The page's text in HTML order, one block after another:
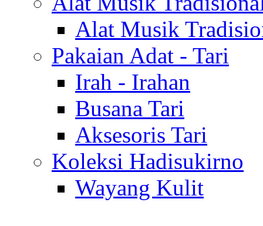
Alat Musik
Pakaian Adat - Tari
Irah - Irahan
Busana Tari
Aksesoris Tari
Koleksi Hadisukirno
Wayang Kulit